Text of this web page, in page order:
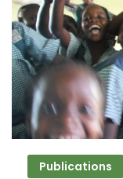
Publications